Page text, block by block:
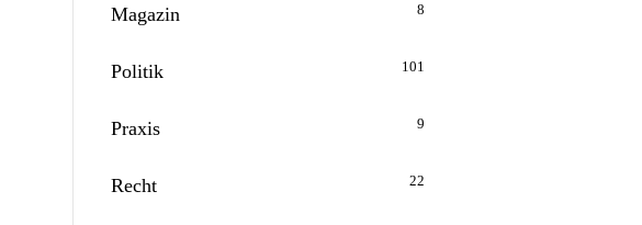
Magazin 8
Politik 101
Praxis 9
Recht 22